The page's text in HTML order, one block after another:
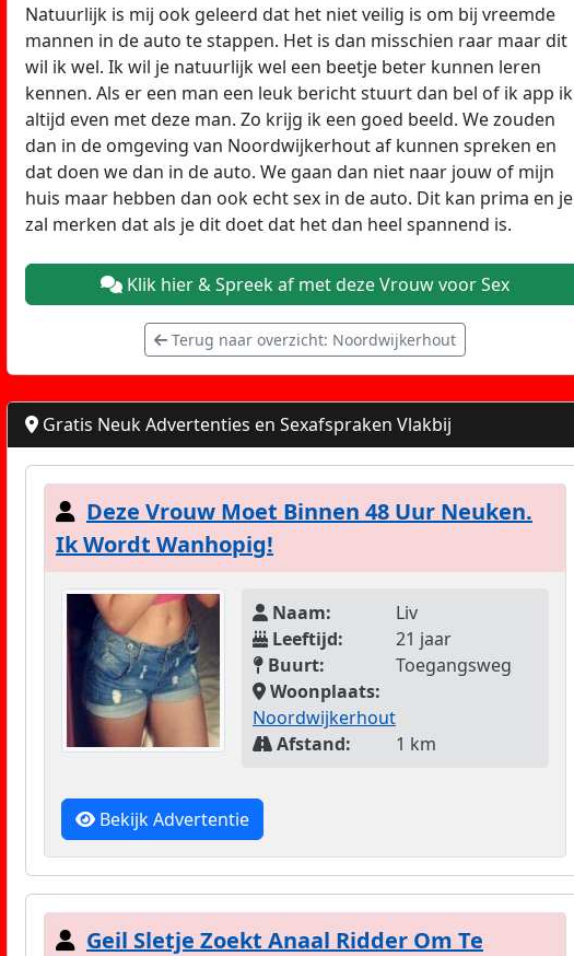
Natuurlijk is mij ook geleerd dat het niet veilig is om bij vreemde
mannen in de auto te stappen. Het is dan misschien raar maar dit
wil ik wel. Ik wil je natuurlijk wel een beetje beter kunnen leren
kennen. Als er een man een leuk bericht stuurt dan bel of ik app ik
altijd even met deze man. Zo krijg ik een goed beeld. We zouden
dan in de omgeving van Noordwijkerhout af kunnen spreken en
dat doen we dan in de auto. We gaan dan niet naar jouw of mijn
huis maar hebben dan ook echt sex in de auto. Dit kan prima en je
zal merken dat als je dit doet dat het dan heel spannend is.
Klik hier & Spreek af met deze Vrouw voor Sex
Terug naar overzicht: Noordwijkerhout
Gratis Neuk Advertenties en Sexafspraken Vlakbij
Deze Vrouw Moet Binnen 48 Uur Neuken.
Ik Wordt Wanhopig!
Naam:
Liv
Leeftijd:
21 jaar
Buurt:
Toegangsweg
Woonplaats:
Noordwijkerhout
Afstand:
1 km
Bekijk Advertentie
Geil Sletje Zoekt Anaal Ridder Om Te